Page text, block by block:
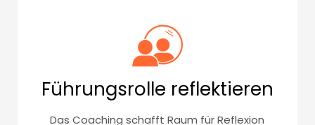
Führungsrolle reflektieren
Das Coaching schafft Raum für Reflexion